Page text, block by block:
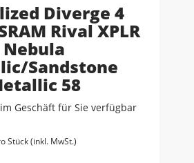
Diverge 4
Rival XPLR
Nebula
Sandstone
58
Geschäft für Sie verfügbar
Stück (inkl. MwSt.)